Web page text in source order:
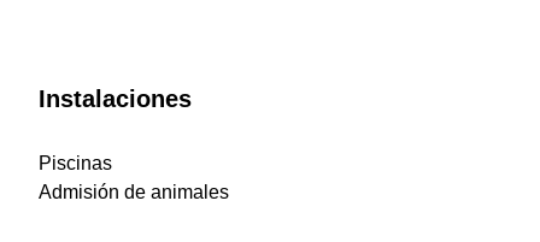
Instalaciones
Piscinas
Admisión de animales